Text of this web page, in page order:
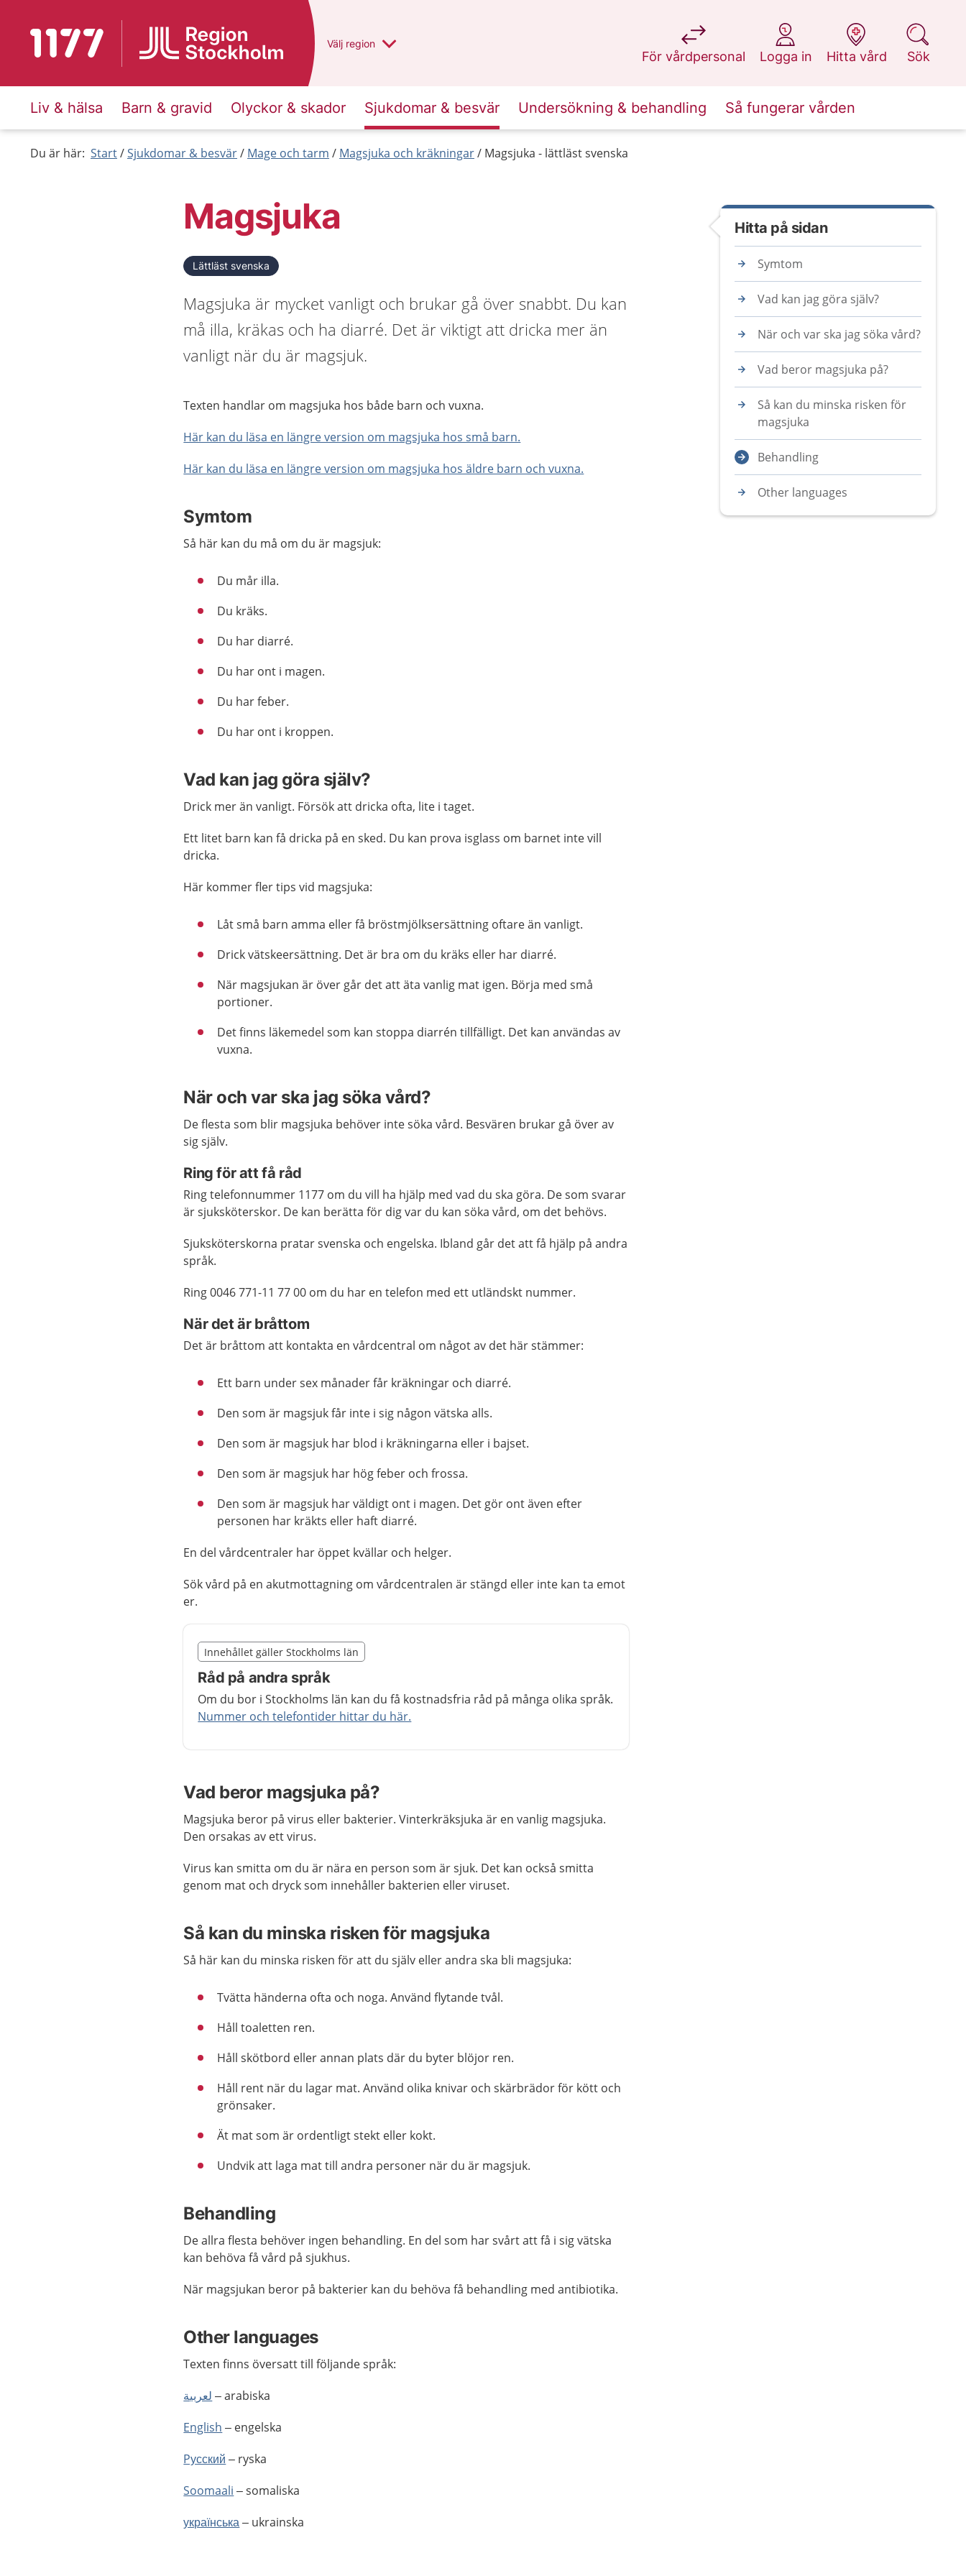
Till startsidan för 1177 Du har valt region
Välj en annan
region
För vårdpersonal
på 1177.se
Logga in
på 1177.se
Hitta vård
på 1177.se
Sök
på 1177.se
Liv & hälsa Barn & gravid Olyckor & skador Sjukdomar & besvär Undersökning & behandling Så fungerar vården
Du är här: Start Sjukdomar & besvär Mage och tarm Magsjuka och kräkningar Magsjuka - lättläst svenska
Magsjuka
Lättläst svenska
Magsjuka är mycket vanligt och brukar gå över snabbt. Du kan
må illa, kräkas och ha diarré. Det är viktigt att dricka mer än
vanligt när du är magsjuk.
Texten handlar om magsjuka hos både barn och vuxna.
Här kan du läsa en längre version om magsjuka hos små barn.
Här kan du läsa en längre version om magsjuka hos äldre barn och vuxna.
Symtom
Så här kan du må om du är magsjuk:
Du mår illa.
Du kräks.
Du har diarré.
Du har ont i magen.
Du har feber.
Du har ont i kroppen.
Vad kan jag göra själv?
Drick mer än vanligt. Försök att dricka ofta, lite i taget.
Ett litet barn kan få dricka på en sked. Du kan prova isglass om barnet inte vill
dricka.
Här kommer fler tips vid magsjuka:
Låt små barn amma eller få bröstmjölksersättning oftare än vanligt.
Drick vätskeersättning. Det är bra om du kräks eller har diarré.
När magsjukan är över går det att äta vanlig mat igen. Börja med små
portioner.
Det finns läkemedel som kan stoppa diarrén tillfälligt. Det kan användas av
vuxna.
När och var ska jag söka vård?
De flesta som blir magsjuka behöver inte söka vård. Besvären brukar gå över av
sig själv.
Ring för att få råd
Ring telefonnummer 1177 om du vill ha hjälp med vad du ska göra. De som svarar
är sjuksköterskor. De kan berätta för dig var du kan söka vård, om det behövs.
Sjuksköterskorna pratar svenska och engelska. Ibland går det att få hjälp på andra
språk.
Ring 0046 771-11 77 00 om du har en telefon med ett utländskt nummer.
När det är bråttom
Det är bråttom att kontakta en vårdcentral om något av det här stämmer:
Ett barn under sex månader får kräkningar och diarré.
Den som är magsjuk får inte i sig någon vätska alls.
Den som är magsjuk har blod i kräkningarna eller i bajset.
Den som är magsjuk har hög feber och frossa.
Den som är magsjuk har väldigt ont i magen. Det gör ont även efter
personen har kräkts eller haft diarré.
En del vårdcentraler har öppet kvällar och helger.
Sök vård på en akutmottagning om vårdcentralen är stängd eller inte kan ta emot
er.
Nedan innehåll gäller region Stockholms län
Innehållet gäller Stockholms län
Råd på andra språk
Om du bor i Stockholms län kan du få kostnadsfria råd på många olika språk.
Nummer och telefontider hittar du här.
Slut på det regionala tillägget från region Stockholms län
Vad beror magsjuka på?
Magsjuka beror på virus eller bakterier. Vinterkräksjuka är en vanlig magsjuka.
Den orsakas av ett virus.
Virus kan smitta om du är nära en person som är sjuk. Det kan också smitta
genom mat och dryck som innehåller bakterien eller viruset.
Så kan du minska risken för magsjuka
Så här kan du minska risken för att du själv eller andra ska bli magsjuka:
Tvätta händerna ofta och noga. Använd flytande tvål.
Håll toaletten ren.
Håll skötbord eller annan plats där du byter blöjor ren.
Håll rent när du lagar mat. Använd olika knivar och skärbrädor för kött och
grönsaker.
Ät mat som är ordentligt stekt eller kokt.
Undvik att laga mat till andra personer när du är magsjuk.
Behandling
De allra flesta behöver ingen behandling. En del som har svårt att få i sig vätska
kan behöva få vård på sjukhus.
När magsjukan beror på bakterier kan du behöva få behandling med antibiotika.
Other languages
Texten finns översatt till följande språk:
لعربية – arabiska
English – engelska
Pусский – ryska
Soomaali – somaliska
українська– ukrainska
Hitta på sidan
Symtom
Vad kan jag göra själv?
När och var ska jag söka vård?
Vad beror magsjuka på?
Så kan du minska risken för
magsjuka
Behandling
Other languages